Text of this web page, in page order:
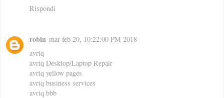
Rispondi
robin mar feb 20, 10:22:00 PM 2018
avriq
avriq Desktop/Laptop Repair
avriq yellow pages
avriq business services
avriq bbb